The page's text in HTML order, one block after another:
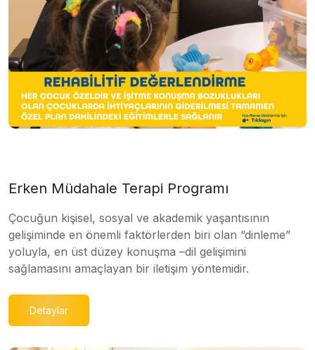
Erken Müdahale Terapi Programı
Çocuğun kişisel, sosyal ve akademik yaşantısının
gelişiminde en önemli faktörlerden biri olan “dinleme”
yoluyla, en üst düzey konuşma –dil gelişimini
sağlamasını amaçlayan bir iletişim yöntemidir.
Detaylar